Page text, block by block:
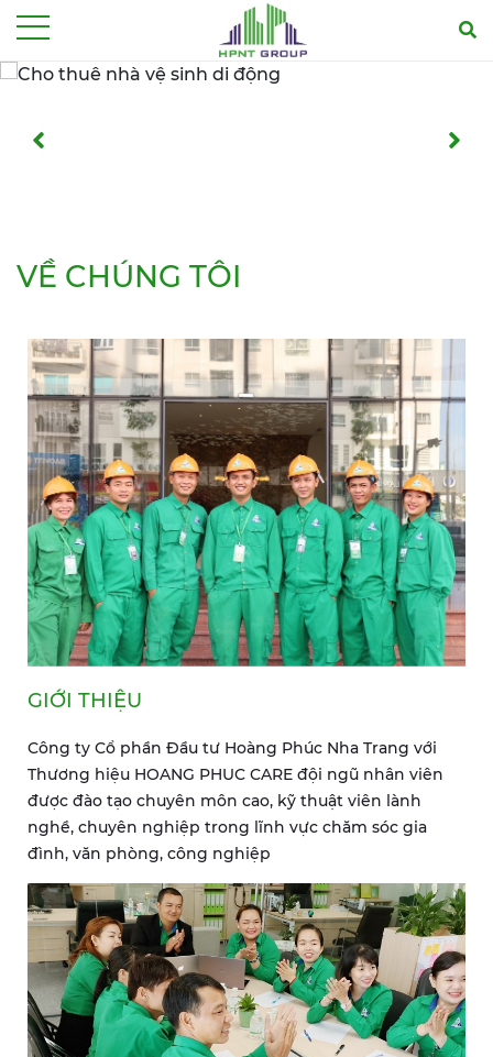
VỀ CHÚNG TÔI
GIỚI THIỆU
Công ty Cổ phần Đầu tư Hoàng Phúc Nha Trang với
Thương hiệu HOANG PHUC CARE đội ngũ nhân viên
được đào tạo chuyên môn cao, kỹ thuật viên lành
nghề, chuyên nghiệp trong lĩnh vực chăm sóc gia
đình, văn phòng, công nghiệp